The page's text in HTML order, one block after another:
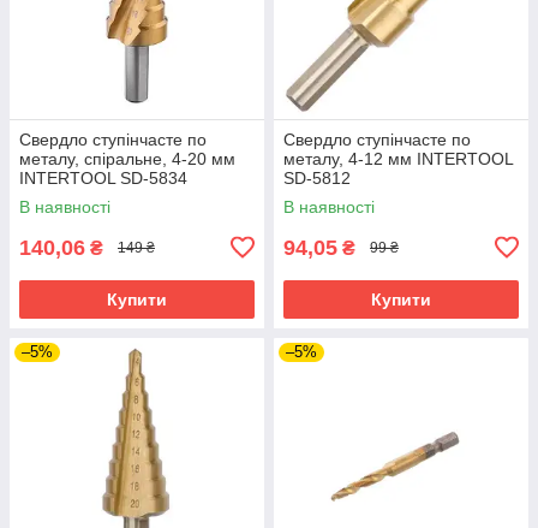
Свердло ступінчасте по
металу, спіральне, 4-20 мм
INTERTOOL SD-5834
В наявності
140,06 ₴ 149 ₴
Купити
Свердло ступінчасте по
металу, 4-12 мм INTERTOOL
SD-5812
В наявності
94,05 ₴ 99 ₴
Купити
–5% –5%